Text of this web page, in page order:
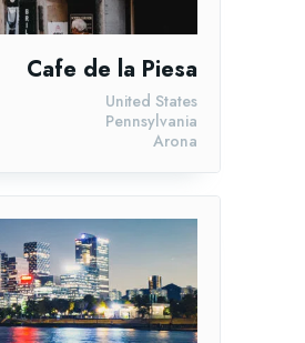
Cafe de la Piesa
Arona
Pennsylvania
United States